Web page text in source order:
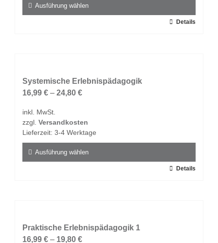
Produktseite
gewählt
Ausführung wählen
auf.
Die
können
auf
Produktseite
gewählt
Details
Systemische Erlebnispädagogik
16,99 € – 24,80 €
inkl. MwSt.
zzgl. Versandkosten
Lieferzeit: 3-4 Werktage
Ausführung wählen
auf.
Die
Details
Praktische Erlebnispädagogik 1
16,99 € – 19,80 €